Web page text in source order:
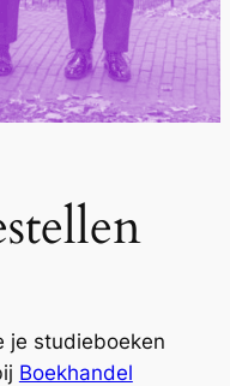
je studieboeken
Boekhandel